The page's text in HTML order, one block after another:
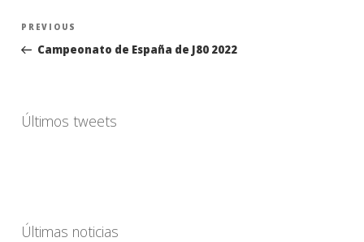
Navegación
entradas
Previous
Post
PREVIOUS
Campeonato de España de J80 2022
Últimos tweets
Últimas noticias